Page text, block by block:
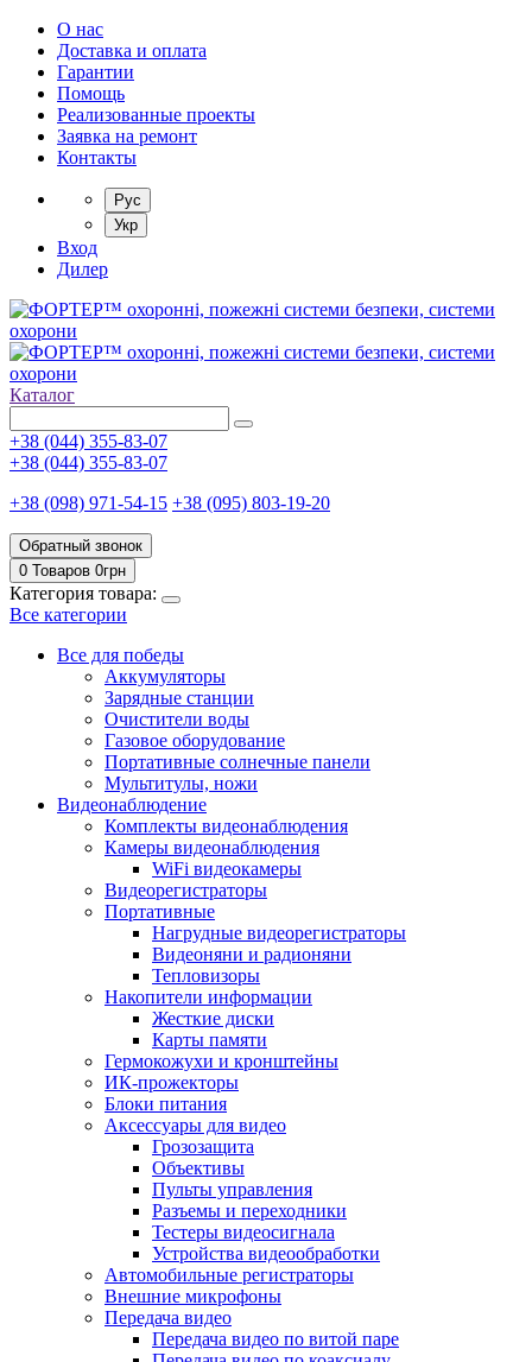
О нас
Доставка и оплата
Гарантии
Помощь
Реализованные проекты
Заявка на ремонт
Контакты
Рус
Укр
Вход
Дилер
Каталог
+38 (044) 355-83-07
+38 (044) 355-83-07
+38 (098) 971-54-15 +38 (095) 803-19-20
Обратный звонок
0 Товаров 0грн
Категория товара:
Все категории
Все для победы
Аккумуляторы
Зарядные станции
Очистители воды
Газовое оборудование
Портативные солнечные панели
Мультитулы, ножи
Видеонаблюдение
Комплекты видеонаблюдения
Камеры видеонаблюдения
WiFi видеокамеры
Видеорегистраторы
Портативные
Нагрудные видеорегистраторы
Видеоняни и радионяни
Тепловизоры
Накопители информации
Жесткие диски
Карты памяти
Гермокожухи и кронштейны
ИК-прожекторы
Блоки питания
Аксессуары для видео
Грозозащита
Объективы
Пульты управления
Разъемы и переходники
Тестеры видеосигнала
Устройства видеообработки
Автомобильные регистраторы
Внешние микрофоны
Передача видео
Передача видео по витой паре